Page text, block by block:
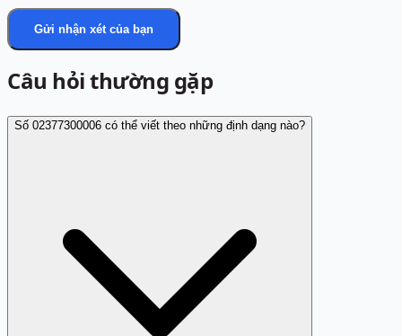
Gửi nhận xét của bạn
Câu hỏi thường gặp
Số 02377300006 có thể viết theo những định dạng nào?